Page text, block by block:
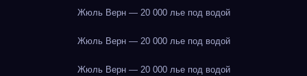
Жюль Верн — 20 000 лье под водой
Жюль Верн — 20 000 лье под водой
Жюль Верн — 20 000 лье под водой